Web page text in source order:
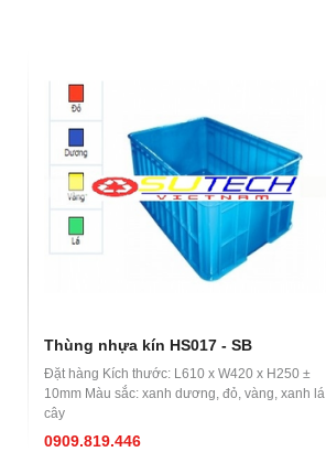
Thùng nhựa kín HS017 - SB
Đặt hàng Kích thước: L610 x W420 x H250 ±
10mm Màu sắc: xanh dương, đỏ, vàng, xanh lá
cây
0909.819.446